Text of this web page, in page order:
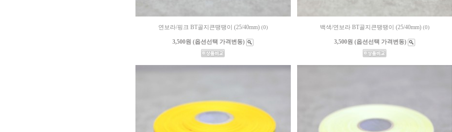
연보라/핑크 BT골지큰땡땡이 (25/40mm) (0)
3,500원 (옵션선택 가격변동)
백색/연보라 BT골지큰땡땡이 (25/40mm) (0)
3,500원 (옵션선택 가격변동)